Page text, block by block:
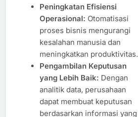
Peningkatan Efisiensi
Operasional: Otomatisasi
proses bisnis mengurangi
kesalahan manusia dan
meningkatkan produktivitas.
Pengambilan Keputusan
yang Lebih Baik: Dengan
analitik data, perusahaan
dapat membuat keputusan
berdasarkan informasi yang